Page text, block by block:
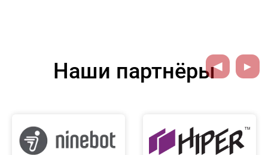
Наши партнёры